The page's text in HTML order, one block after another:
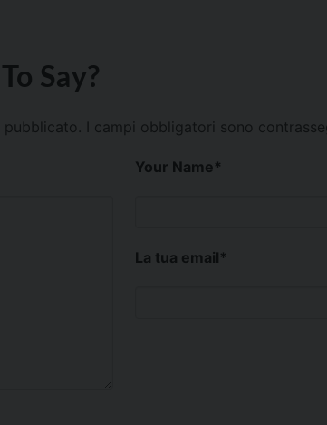
Say?
pubblicato. I campi obbligatori sono
Your Name*
La tua email*